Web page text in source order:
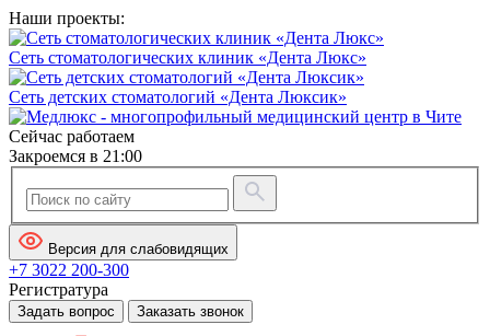
Наши проекты:
Сеть стоматологических клиник «Дента Люкс»
Сеть детских стоматологий «Дента Люксик»
Сейчас работаем
Закроемся в 21:00
Версия для слабовидящих
+7 3022 200-300
Регистратура
Задать вопрос Заказать звонок